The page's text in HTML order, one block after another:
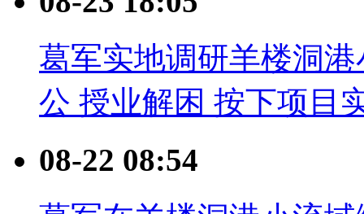
葛军实地调研羊楼洞
公 授业解困 按下项目
08-22 08:54